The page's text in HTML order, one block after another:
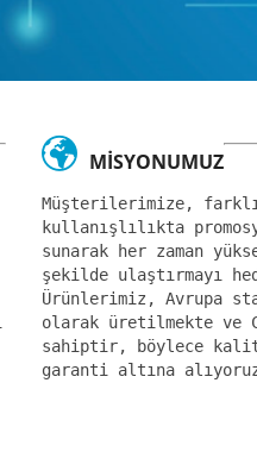
MİSYONUMUZ
Müşterilerimize,
kullanışlılıkta
sunarak her zaman
şekilde ulaştırmayı
Ürünlerimiz, Avrupa
olarak üretilmekte ve
sahiptir, böylece
garanti altına